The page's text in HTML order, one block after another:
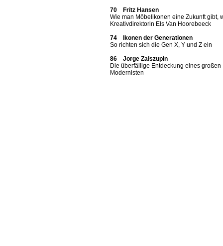
70 Fritz Hansen
Wie man Möbelikonen eine Zukunft gibt,
Kreativdirektorin Els Van Hoorebeeck
74 Ikonen der Generationen
So richten sich die Gen X, Y und Z ein
86 Jorge Zalszupin
Die überfällige Entdeckung eines großen
Modernisten